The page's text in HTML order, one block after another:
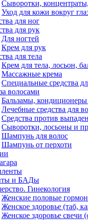
Сыворотки,
Уход для кожи вокруг
для ног
для рук
Для ногтей
Крем для рук
для тела
Крем для тела, лосьон,
Массажные крема
Специальные средства
волосами
Бальзамы, кондиционеры
Лечебные средства для
Средства против
Сыворотки, лосьоны и
Шампунь для волос
Шампунь от перхоти
и БАДы
Гинекология
Женские половые
Женское здоровье (таб,
Женское здоровье свечи